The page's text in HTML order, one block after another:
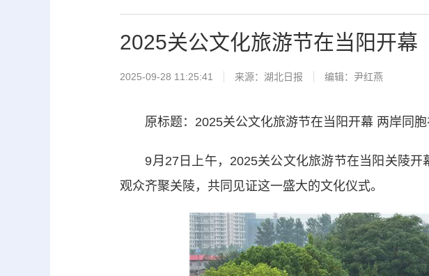
2025关公文化旅游节在当阳开幕
2025-09-28 11:25:41 来源： 湖北日报 编辑：尹红燕
原标题：2025关公文化旅游节在当阳开幕 两岸同胞
9月27日上午，2025关公文化旅游节在当阳关陵开
观众齐聚关陵，共同见证这一盛大的文化仪式。